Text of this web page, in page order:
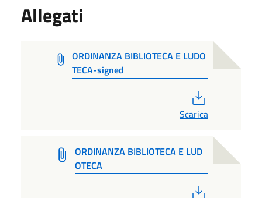
Allegati
ORDINANZA BIBLIOTECA E LUDO
TECA-signed
Scarica
ORDINANZA BIBLIOTECA E LUD
OTECA